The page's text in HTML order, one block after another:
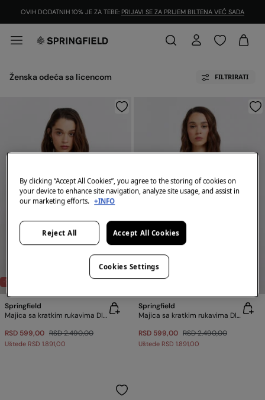
OVIH DODATNIH 10% JE ZA TEBE: PRIJAVI SE ZA PRIJEM BILTENA VEĆ SADA
Ženska odeća sa licencom FILTRIRATI
-76%
Springfield
Majica sa kratkim rukavima DISNEY
RSD 599,00 RSD 2.490,00
Uštede RSD 1.891,00
-76%
Springfield
Majica sa kratkim rukavima DISNEY
RSD 599,00 RSD 2.490,00
Uštede RSD 1.891,00
By clicking “Accept All Cookies”, you agree to the storing of cookies on
your device to enhance site navigation, analyze site usage, and assist in
our marketing efforts. +INFO
Reject All Accept All Cookies
Cookies Settings